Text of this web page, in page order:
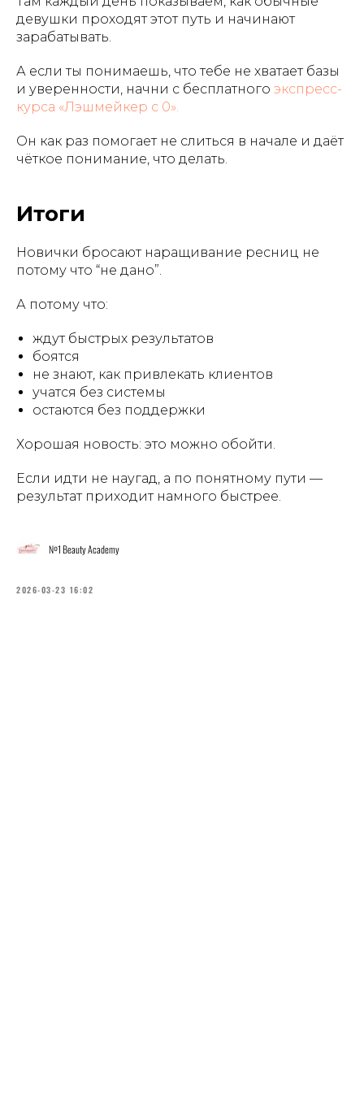
девушки проходят этот путь и начинают
зарабатывать.
А если ты понимаешь, что тебе не хватает базы
и уверенности, начни с бесплатного экспресс-
курса «Лэшмейкер с 0».
Он как раз помогает не слиться в начале и даёт
чёткое понимание, что делать.
Итоги
Новички бросают наращивание ресниц не
потому что “не дано”.
А потому что:
ждут быстрых результатов
боятся
не знают, как привлекать клиентов
учатся без системы
остаются без поддержки
Хорошая новость: это можно обойти.
Если идти не наугад, а по понятному пути —
результат приходит намного быстрее.
№1 Beauty Academy
2026-03-23 16:02